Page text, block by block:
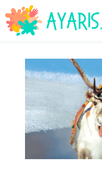
Saltar
al
contenido